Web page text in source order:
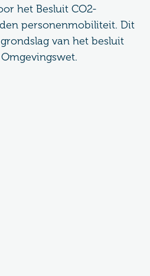
het Besluit CO2-
personenmobiliteit. Dit
van het besluit